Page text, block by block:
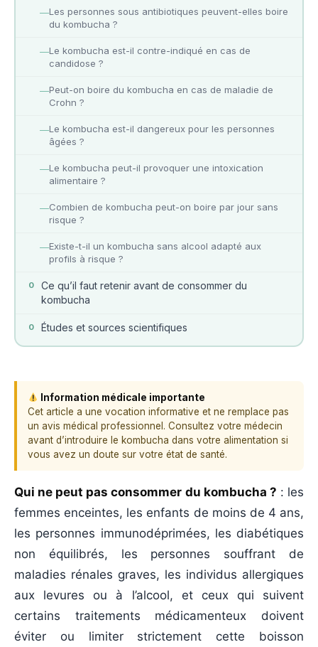
—Les personnes sous antibiotiques peuvent-elles boire
du kombucha ?
—Le kombucha est-il contre-indiqué en cas de
candidose ?
—Peut-on boire du kombucha en cas de maladie de
Crohn ?
—Le kombucha est-il dangereux pour les personnes
âgées ?
—Le kombucha peut-il provoquer une intoxication
alimentaire ?
—Combien de kombucha peut-on boire par jour sans
risque ?
—Existe-t-il un kombucha sans alcool adapté aux
profils à risque ?
0
Ce qu’il faut retenir avant de consommer du
kombucha
0 Études et sources scientifiques
Information médicale importante
Cet article a une vocation informative et ne remplace pas
un avis médical professionnel. Consultez votre médecin
avant d’introduire le kombucha dans votre alimentation si
vous avez un doute sur votre état de santé.
Qui ne peut pas consommer du kombucha ? : les
femmes enceintes, les enfants de moins de 4 ans,
les personnes immunodéprimées, les diabétiques
non équilibrés, les personnes souffrant de
maladies rénales graves, les individus allergiques
aux levures ou à l’alcool, et ceux qui suivent
certains traitements médicamenteux doivent
éviter ou limiter strictement cette boisson